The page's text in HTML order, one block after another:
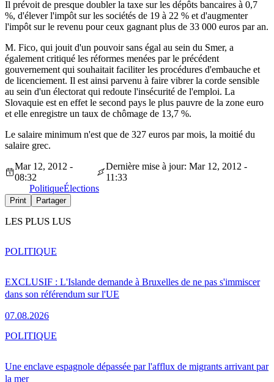
Il prévoit de presque doubler la taxe sur les dépôts bancaires à 0,7
%, d'élever l'impôt sur les sociétés de 19 à 22 % et d'augmenter
l'impôt sur le revenu pour ceux gagnant plus de 33 000 euros par an.
M. Fico, qui jouit d'un pouvoir sans égal au sein du Smer, a
également critiqué les réformes menées par le précédent
gouvernement qui souhaitait faciliter les procédures d'embauche et
de licenciement. Il est ainsi parvenu à faire vibrer la corde sensible
au sein d'un électorat qui redoute l'insécurité de l'emploi. La
Slovaquie est en effet le second pays le plus pauvre de la zone euro
et elle enregistre un taux de chômage de 13,7 %.
Le salaire minimum n'est que de 327 euros par mois, la moitié du
salaire grec.
Mar 12, 2012 -
08:32
Dernière mise à jour: Mar 12, 2012 -
11:33
PolitiqueÉlections
Print Partager
LES PLUS LUS
EXCLUSIF : L'Islande demande à Bruxelles de ne pas s'immiscer
dans son référendum sur l'UE
07.08.2026
POLITIQUE
Une enclave espagnole dépassée par l'afflux de migrants arrivant par
la mer
POLITIQUE